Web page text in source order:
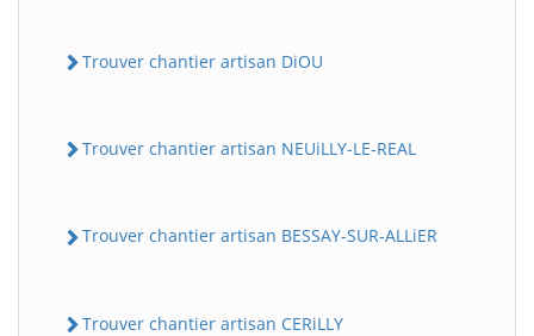
Trouver chantier artisan DiOU
Trouver chantier artisan NEUiLLY-LE-REAL
Trouver chantier artisan BESSAY-SUR-ALLiER
Trouver chantier artisan CERiLLY